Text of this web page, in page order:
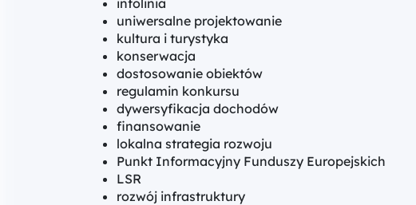
infolinia
uniwersalne projektowanie
kultura i turystyka
konserwacja
dostosowanie obiektów
regulamin konkursu
dywersyfikacja dochodów
finansowanie
lokalna strategia rozwoju
Punkt Informacyjny Funduszy Europejskich
LSR
rozwój infrastruktury